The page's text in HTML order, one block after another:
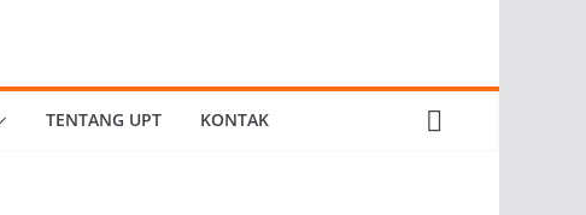
TENTANG UPT KONTAK